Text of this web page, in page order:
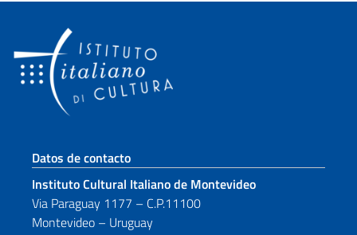
Sezione footer
Datos de contacto
Instituto Cultural Italiano de Montevideo
Via Paraguay 1177 – C.P.11100
Montevideo – Uruguay